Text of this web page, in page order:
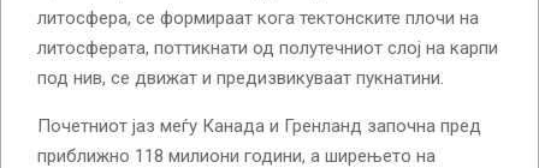
литосфера, се формираат кога тектонските плочи на
литосферата, поттикнати од полутечниот слој на карпи
под нив, се движат и предизвикуваат пукнатини.
Почетниот јаз меѓу Канада и Гренланд започна пред
приближно 118 милиони години, а ширењето на